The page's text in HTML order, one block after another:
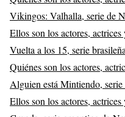
Vikingos: Valhalla, serie de
Ellos son los actores,
Vuelta a los 15, serie
Quiénes son los actores,
Alguien está Mintiendo,
Ellos son los actores,